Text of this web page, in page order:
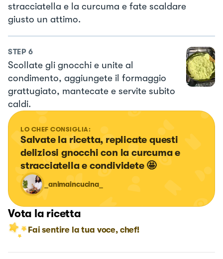
stracciatella e la curcuma e fate scaldare
giusto un attimo.
STEP 6
Scollate gli gnocchi e unite al
condimento, aggiungete il formaggio
grattugiato, mantecate e servite subito
caldi.
LO CHEF CONSIGLIA:
Salvate la ricetta, replicate questi
deliziosi gnocchi con la curcuma e
stracciatella e condividete 🤩
_animaincucina_
Vota la ricetta
Fai sentire la tua voce, chef!